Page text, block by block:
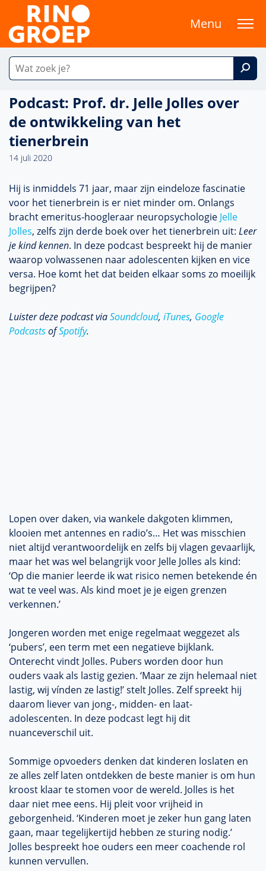
Menu
Podcast: Prof. dr. Jelle Jolles over
de ontwikkeling van het
tienerbrein
14 juli 2020
Hij is inmiddels 71 jaar, maar zijn eindeloze fascinatie
voor het tienerbrein is er niet minder om. Onlangs
bracht emeritus-hoogleraar neuropsychologie Jelle
Jolles, zelfs zijn derde boek over het tienerbrein uit: Leer
je kind kennen. In deze podcast bespreekt hij de manier
waarop volwassenen naar adolescenten kijken en vice
versa. Hoe komt het dat beiden elkaar soms zo moeilijk
begrijpen?
Luister deze podcast viaSoundcloud, iTunes, Google
PodcastsofSpotify.
Lopen over daken, via wankele dakgoten klimmen,
klooien met antennes en radio’s… Het was misschien
niet altijd verantwoordelijk en zelfs bij vlagen gevaarlijk,
maar het was wel belangrijk voor Jelle Jolles als kind:
‘Op die manier leerde ik wat risico nemen betekende én
wat te veel was. Als kind moet je je eigen grenzen
verkennen.’
Jongeren worden met enige regelmaat weggezet als
‘pubers’, een term met een negatieve bijklank.
Onterecht vindt Jolles. Pubers worden door hun
ouders vaak als lastig gezien. ‘Maar ze zijn helemaal niet
lastig, wij vínden ze lastig!’ stelt Jolles. Zelf spreekt hij
daarom liever van jong-, midden- en laat-
adolescenten. In deze podcast legt hij dit
nuanceverschil uit.
Sommige opvoeders denken dat kinderen loslaten en
ze alles zelf laten ontdekken de beste manier is om hun
kroost klaar te stomen voor de wereld. Jolles is het
daar niet mee eens. Hij pleit voor vrijheid in
geborgenheid. ‘Kinderen moet je zeker hun gang laten
gaan, maar tegelijkertijd hebben ze sturing nodig.’
Jolles bespreekt hoe ouders een meer coachende rol
kunnen vervullen.